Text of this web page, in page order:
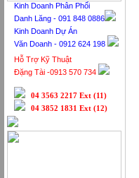
Kinh Doanh Phân Phối
Danh Lăng - 091 848 0886
Kinh Doanh Dự Án
Văn Doanh - 0912 624 198
Hỗ Trợ Kỹ Thuật
Đặng Tài -0913 570 734
04 3563 2217 Ext (11)
04 3852 1831 Ext (12)